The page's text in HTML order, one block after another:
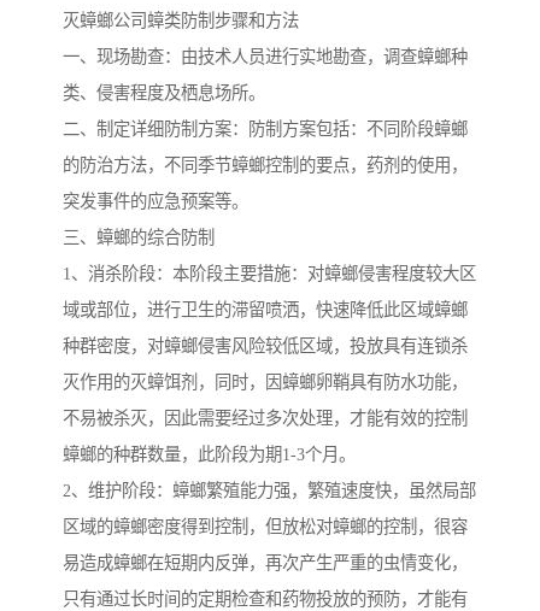
灭蟑螂公司蟑类防制步骤和方法
一、现场勘查：由技术人员进行实地勘查，调查蟑螂种
类、侵害程度及栖息场所。
二、制定详细防制方案：防制方案包括：不同阶段蟑螂
的防治方法，不同季节蟑螂控制的要点，药剂的使用，
突发事件的应急预案等。
三、蟑螂的综合防制
1、消杀阶段：本阶段主要措施：对蟑螂侵害程度较大区
域或部位，进行卫生的滞留喷洒，快速降低此区域蟑螂
种群密度，对蟑螂侵害风险较低区域，投放具有连锁杀
灭作用的灭蟑饵剂，同时，因蟑螂卵鞘具有防水功能，
不易被杀灭，因此需要经过多次处理，才能有效的控制
蟑螂的种群数量，此阶段为期1-3个月。
2、维护阶段：蟑螂繁殖能力强，繁殖速度快，虽然局部
区域的蟑螂密度得到控制，但放松对蟑螂的控制，很容
易造成蟑螂在短期内反弹，再次产生严重的虫情变化，
只有通过长时间的定期检查和药物投放的预防，才能有